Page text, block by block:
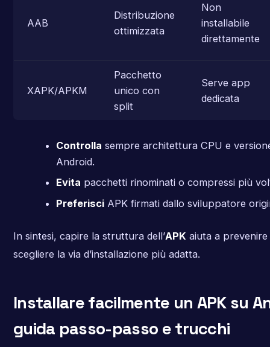
AAB
Distribuzione
ottimizzata
Non
installabile
direttamente
XAPK/APKM
Pacchetto
unico con
split
Serve app
dedicata
Controlla sempre architettura CPU e
Android.
Evita pacchetti rinominati o compressi più
PreferisciAPK firmati dallo sviluppatore
In sintesi, capire la struttura dell’APK aiuta a
scegliere la via d’installazione più adatta.
Installare facilmente un APK su
guida passo-passo e trucchi